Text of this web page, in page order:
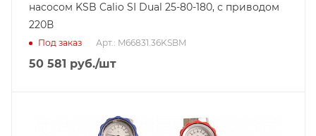
насосом KSB Calio SI Dual 25-80-180, с приводом
220В
Под заказ Арт.: M66831.36KSBM
50 581 руб./шт
Тип насосной группы
С 3-х ходовым приводным смесителем